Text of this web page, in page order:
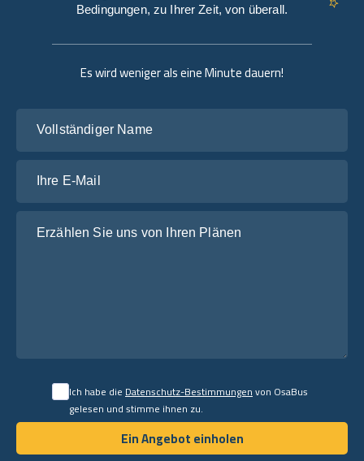
Es wird weniger als eine Minute dauern!
Ich habe dieDatenschutz-Bestimmungenvon OsaBus
gelesen und stimme ihnen zu.
Ein Angebot einholen
Ein Angebot einholen
Bedingungen, zu Ihrer Zeit, von überall.